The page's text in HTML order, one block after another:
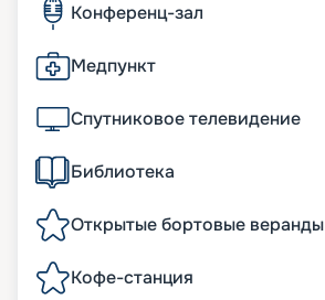
Конференц-зал
Медпункт
Спутниковое телевидение
Библиотека
Открытые бортовые веранды
Кофе-станция